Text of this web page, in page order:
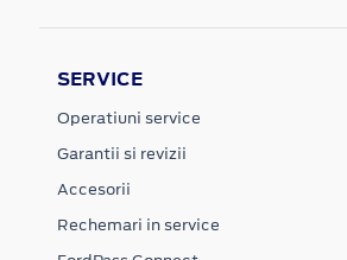
SERVICE
Operatiuni service
Garantii si revizii
Accesorii
Rechemari in service